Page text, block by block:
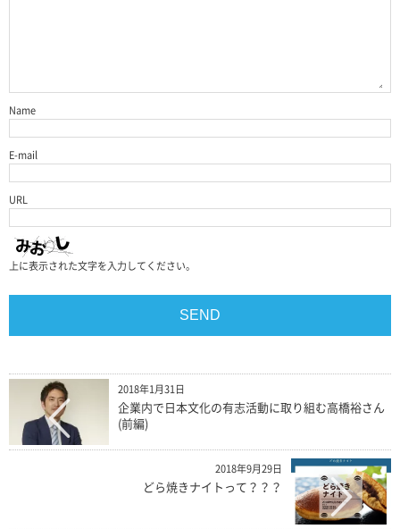
Name
E-mail
URL
上に表示された文字を入力してください。
2018年1月31日
企業内で日本文化の有志活動に取り組む高橋裕さん
(前編)
2018年9月29日
どら焼きナイトって？？？